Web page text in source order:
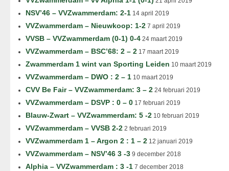
NSV’46 – VVZwammerdam: 2-1 14 april 2019
VVZwammerdam – Nieuwkoop: 1-2 7 april 2019
VVSB – VVZwammerdam (0-1) 0-4 24 maart 2019
VVZwammerdam – BSC’68: 2 – 2 17 maart 2019
Zwammerdam 1 wint van Sporting Leiden 10 maart 2019
VVZwammerdam – DWO : 2 – 1 10 maart 2019
CVV Be Fair – VVZwammerdam: 3 – 2 24 februari 2019
VVZwammerdam – DSVP : 0 – 0 17 februari 2019
Blauw-Zwart – VVZwammerdam: 5 -2 10 februari 2019
VVZwammerdam – VVSB 2-2 2 februari 2019
VVZwammerdam 1 – Argon 2 : 1 – 2 12 januari 2019
VVZwammerdam – NSV’46 3 -3 9 december 2018
Alphia – VVZwammerdam : 3 -1 7 december 2018